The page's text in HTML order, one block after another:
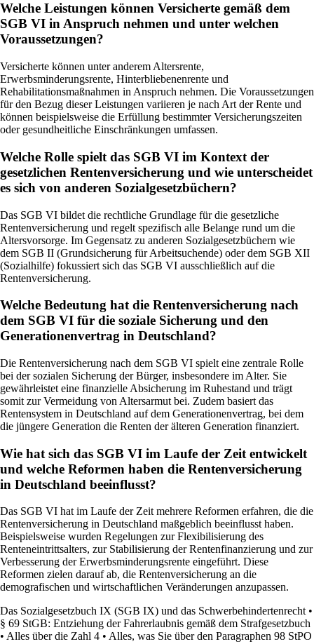
Welche Leistungen können Versicherte gemäß dem
SGB VI in Anspruch nehmen und unter welchen
Voraussetzungen?
Versicherte können unter anderem Altersrente,
Erwerbsminderungsrente, Hinterbliebenenrente und
Rehabilitationsmaßnahmen in Anspruch nehmen. Die Voraussetzungen
für den Bezug dieser Leistungen variieren je nach Art der Rente und
können beispielsweise die Erfüllung bestimmter Versicherungszeiten
oder gesundheitliche Einschränkungen umfassen.
Welche Rolle spielt das SGB VI im Kontext der
gesetzlichen Rentenversicherung und wie unterscheidet
es sich von anderen Sozialgesetzbüchern?
Das SGB VI bildet die rechtliche Grundlage für die gesetzliche
Rentenversicherung und regelt spezifisch alle Belange rund um die
Altersvorsorge. Im Gegensatz zu anderen Sozialgesetzbüchern wie
dem SGB II (Grundsicherung für Arbeitsuchende) oder dem SGB XII
(Sozialhilfe) fokussiert sich das SGB VI ausschließlich auf die
Rentenversicherung.
Welche Bedeutung hat die Rentenversicherung nach
dem SGB VI für die soziale Sicherung und den
Generationenvertrag in Deutschland?
Die Rentenversicherung nach dem SGB VI spielt eine zentrale Rolle
bei der sozialen Sicherung der Bürger, insbesondere im Alter. Sie
gewährleistet eine finanzielle Absicherung im Ruhestand und trägt
somit zur Vermeidung von Altersarmut bei. Zudem basiert das
Rentensystem in Deutschland auf dem Generationenvertrag, bei dem
die jüngere Generation die Renten der älteren Generation finanziert.
Wie hat sich das SGB VI im Laufe der Zeit entwickelt
und welche Reformen haben die Rentenversicherung
in Deutschland beeinflusst?
Das SGB VI hat im Laufe der Zeit mehrere Reformen erfahren, die die
Rentenversicherung in Deutschland maßgeblich beeinflusst haben.
Beispielsweise wurden Regelungen zur Flexibilisierung des
Renteneintrittsalters, zur Stabilisierung der Rentenfinanzierung und zur
Verbesserung der Erwerbsminderungsrente eingeführt. Diese
Reformen zielen darauf ab, die Rentenversicherung an die
demografischen und wirtschaftlichen Veränderungen anzupassen.
Das Sozialgesetzbuch IX (SGB IX) und das Schwerbehindertenrecht •
§ 69 StGB: Entziehung der Fahrerlaubnis gemäß dem Strafgesetzbuch
• Alles über die Zahl 4 • Alles, was Sie über den Paragraphen 98 StPO